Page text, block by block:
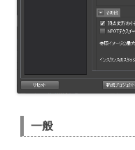
一般